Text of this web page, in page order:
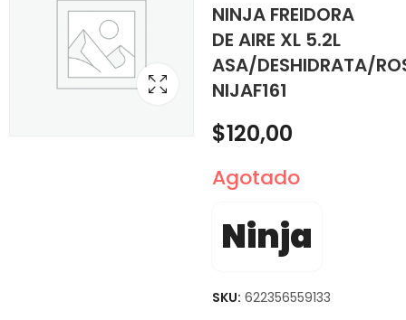
NINJA FREIDORA
DE AIRE XL 5.2L
ASA/DESHIDRATA/
NIJAF161
AC1200 SCORPIO
X60
$30,00
12 FUNCIONES
DCT400
$290,00
$120,00
Agotado
Ninja
SKU: 622356559133